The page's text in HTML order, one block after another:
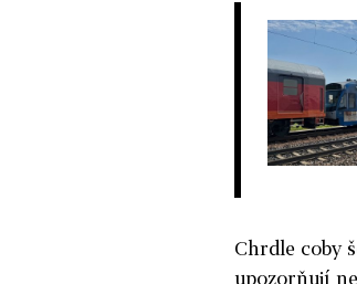
Chrdle coby
upozorňují